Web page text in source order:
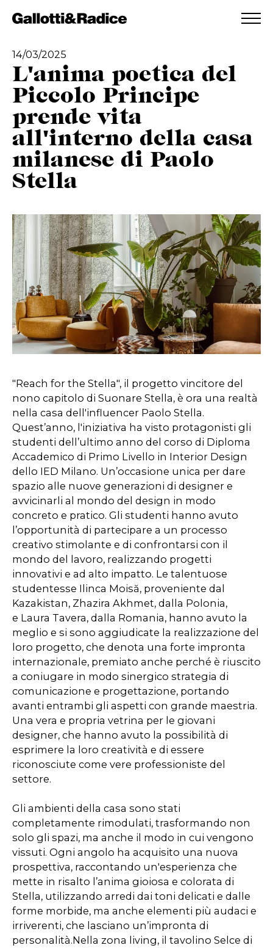
AGGIUNTO ALLA WISHLIST
14/03/2025
L'anima poetica del
Piccolo Principe
prende vita
all'interno della casa
milanese di Paolo
Stella
"Reach for the Stella", il progetto vincitore del
nono capitolo di Suonare Stella, è ora una realtà
nella casa dell'influencer Paolo Stella.
Quest’anno, l'iniziativa ha visto protagonisti gli
studenti dell’ultimo anno del corso di Diploma
Accademico di Primo Livello in Interior Design
dello IED Milano. Un’occasione unica per dare
spazio alle nuove generazioni di designer e
avvicinarli al mondo del design in modo
concreto e pratico. Gli studenti hanno avuto
l’opportunità di partecipare a un processo
creativo stimolante e di confrontarsi con il
mondo del lavoro, realizzando progetti
innovativi e ad alto impatto. Le talentuose
studentesse Ilinca Moisă, proveniente dal
Kazakistan, Zhazira Akhmet, dalla Polonia,
e Laura Tavera, dalla Romania, hanno avuto la
meglio e si sono aggiudicate la realizzazione del
loro progetto, che denota una forte impronta
internazionale, premiato anche perché è riuscito
a coniugare in modo sinergico strategia di
comunicazione e progettazione, portando
avanti entrambi gli aspetti con grande maestria.
Una vera e propria vetrina per le giovani
designer, che hanno avuto la possibilità di
esprimere la loro creatività e di essere
riconosciute come vere professioniste del
settore.
Gli ambienti della casa sono stati
completamente rimodulati, trasformando non
solo gli spazi, ma anche il modo in cui vengono
vissuti. Ogni angolo ha acquisito una nuova
prospettiva, raccontando un'esperienza che
mette in risalto l’anima gioiosa e colorata di
Stella, utilizzando arredi dai toni delicati e dalle
forme morbide, ma anche elementi più audaci e
irriverenti, che lasciano un’impronta di
personalità.Nella zona living, il tavolino Selce di